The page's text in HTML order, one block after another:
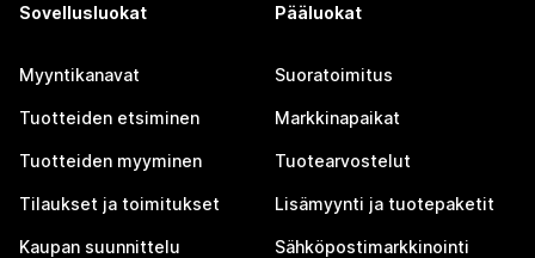
Sovellusluokat
Myyntikanavat
Tuotteiden etsiminen
Tuotteiden myyminen
Tilaukset ja toimitukset
Kaupan suunnittelu
Pääluokat
Suoratoimitus
Markkinapaikat
Tuotearvostelut
Lisämyynti ja tuotepaketit
Sähköpostimarkkinointi